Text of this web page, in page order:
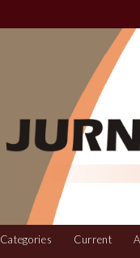
Categories Current